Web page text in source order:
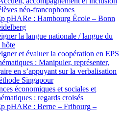
néo-francophones
pHARe : Hambourg École – Bonn
la langue nationale / langue du
hôte
et évaluer la coopération en EPS
: Manipuler, représenter,
en s’appuyant sur la verbalisation
Singapour
économiques et sociales et
: regards croisés
pHARe : Berne – Fribourg –